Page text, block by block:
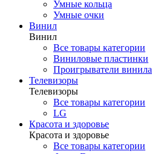
Умные кольца
Умные очки
Винил
Винил
Все товары категории
Виниловые пластинки
Проигрыватели винила
Телевизоры
Телевизоры
Все товары категории
LG
Красота и здоровье
Красота и здоровье
Все товары категории